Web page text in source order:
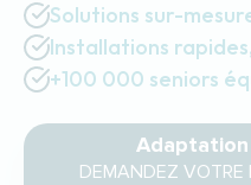
Solutions sur-
Installations
+100 000 seniors
DEMANDEZ VOTRE